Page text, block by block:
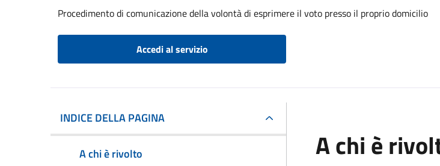
Procedimento di comunicazione della volontà di esprimere il voto presso il proprio domicilio
Accedi al servizio
INDICE DELLA PAGINA
A chi è rivolto
A chi è